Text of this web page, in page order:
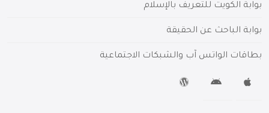
بوابة الكويت للتعريف بالإسلام
بوابة الباحث عن الحقيقة
بطاقات الواتس آب والشبكات الاجتماعية